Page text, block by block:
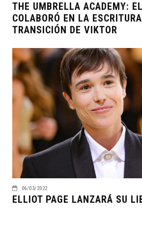
THE UMBRELLA ACADEMY:
COLABORÓ EN LA
TRANSICIÓN DE VIKTOR
06/03/2022
ELLIOT PAGE LANZARÁ SU